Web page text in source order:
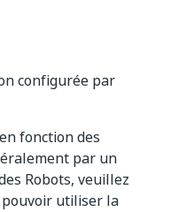
configurée par
fonction des
par un
Robots, veuillez
utiliser la